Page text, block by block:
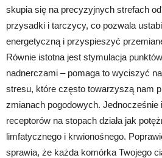
skupia się na precyzyjnych strefach
przysadki i tarczycy, co pozwala
energetyczną i przyspieszyć
Równie istotna jest stymulacja
nadnerczami – pomaga to wyciszyć
stresu, które często towarzyszą nam
zmianach pogodowych. Jednocześnie
receptorów na stopach działa jak
limfatycznego i krwionośnego.
sprawia, że każda komórka Twojego